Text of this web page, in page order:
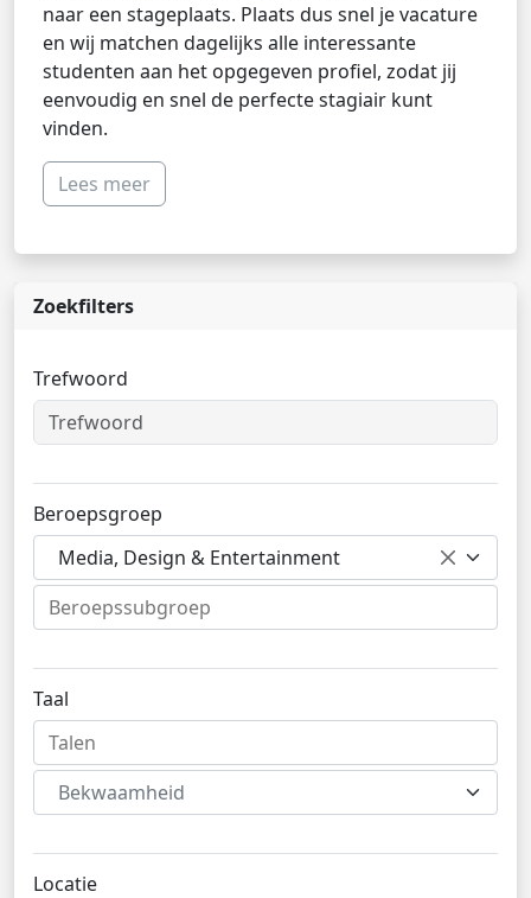
naar een stageplaats. Plaats dus snel je vacature
en wij matchen dagelijks alle interessante
studenten aan het opgegeven profiel, zodat jij
eenvoudig en snel de perfecte stagiair kunt
vinden.
Lees meer
Zoekfilters
Trefwoord
Beroepsgroep
Media, Design & Entertainment
Taal
Bekwaamheid
Locatie